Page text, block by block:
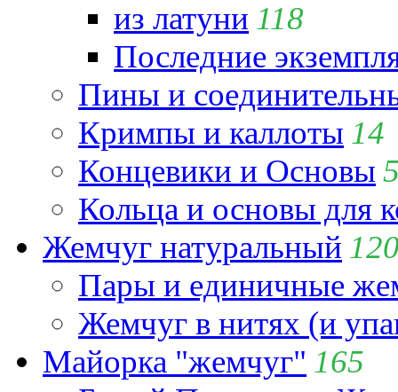
из латуни 118
Последние
Пины и
Кримпы и каллоты 14
Концевики и Основы
Кольца и основы для
Жемчуг натуральный
Пары и единичные
Жемчуг в нитях (и
Майорка "жемчуг" 165